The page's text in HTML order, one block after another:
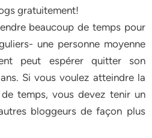
gratuitement!
beaucoup de temps pour
une personne moyenne
peut espérer quitter son
Si vous voulez atteindre la
temps, vous devez tenir un
bloggeurs de façon plus